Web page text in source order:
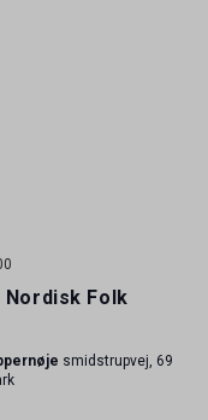
Folk
smidstrupvej, 69